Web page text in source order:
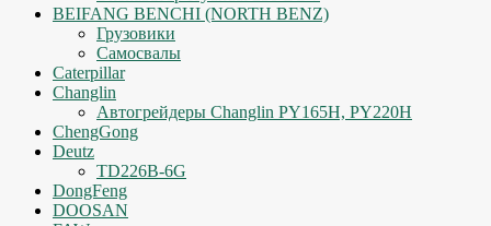
BEIFANG BENCHI (NORTH BENZ)
Грузовики
Самосвалы
Caterpillar
Changlin
Автогрейдеры Changlin PY165H, PY220H
ChengGong
Deutz
TD226B-6G
DongFeng
DOOSAN